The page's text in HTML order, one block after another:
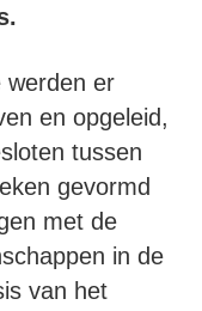
werden er
en opgeleid,
tussen
gevormd
met de
in de
van het